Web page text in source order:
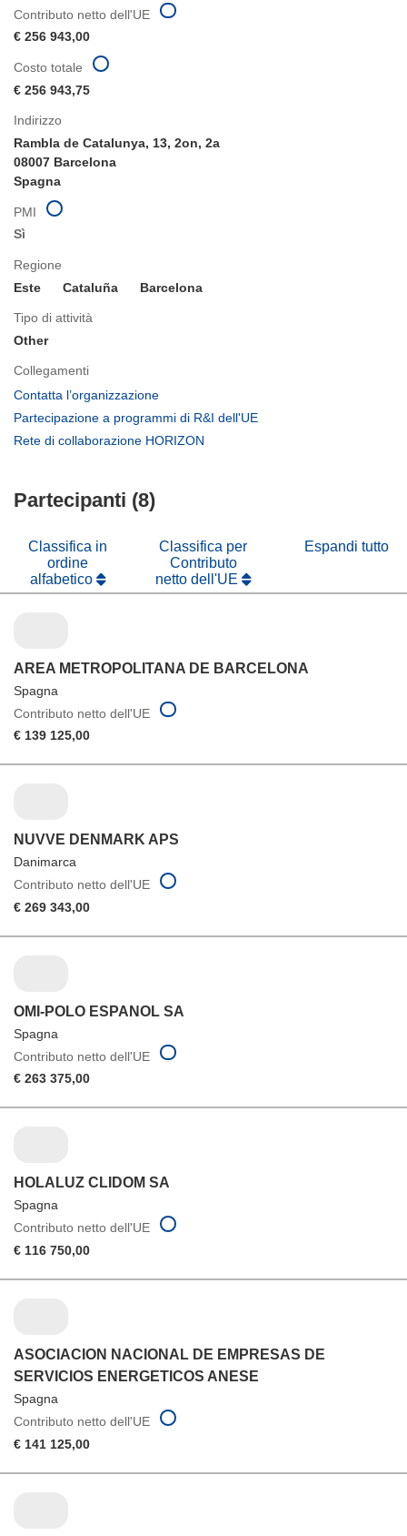
Contributo netto dell'UE
€ 256 943,00
Indirizzo
Rambla de Catalunya, 13, 2on, 2a
08007 Barcelona
Spagna
PMI
Sì
Regione
Este
Cataluña Barcelona
Tipo di attività
Other
Collegamenti
Contatta l’organizzazione
apre
Partecipazione a programmi di R&I dell'UE
Rete di collaborazione HORIZON
Costo totale
€ 256 943,75
Partecipanti (8)
Classifica in
ordine
alfabetico
Classifica per
Contributo
netto dell'UE
Espandi tutto
AREA METROPOLITANA DE BARCELONA
Spagna
Contributo netto dell'UE
€ 139 125,00
NUVVE DENMARK APS
Danimarca
Contributo netto dell'UE
€ 269 343,00
OMI-POLO ESPANOL SA
Spagna
Contributo netto dell'UE
€ 263 375,00
HOLALUZ CLIDOM SA
Spagna
Contributo netto dell'UE
€ 116 750,00
ASOCIACION NACIONAL DE EMPRESAS DE
SERVICIOS ENERGETICOS ANESE
Spagna
Contributo netto dell'UE
€ 141 125,00